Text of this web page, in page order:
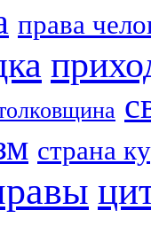
права
страна